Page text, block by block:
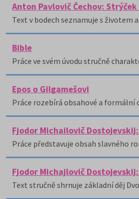
Anton Pavlovič Čechov: Strýček
Text v bodech seznamuje s životem
Bible
Práce ve svém úvodu stručně
Epos o Gilgamešovi
Práce rozebírá obsahové a formální
Fjodor Michailovič
Práce představuje obsah slavného
Fjodor Michajlovič
Text stručně shrnuje základní děj